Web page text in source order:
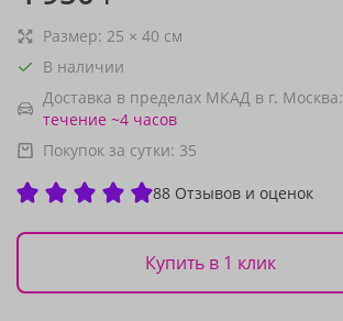
Размер: 25 × 40 см
В наличии
Доставка в пределах МКАД в г. Москва:
течение ~4 часов
Покупок за сутки: 35
88 Отзывов и оценок
Купить в 1 клик